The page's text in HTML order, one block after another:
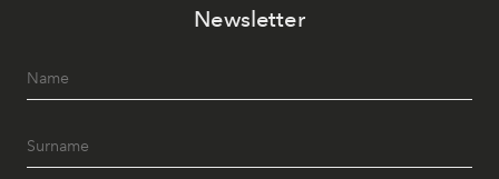
Newsletter